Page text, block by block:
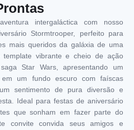
intergaláctica com nosso
Stormtrooper, perfeito para
mais queridos da galáxia de uma
template vibrante e cheio de ação
Star Wars, apresentando um
em um fundo escuro com faíscas
sentimento de pura diversão e
Ideal para festas de aniversário
que sonham em fazer parte do
convite convida seus amigos e